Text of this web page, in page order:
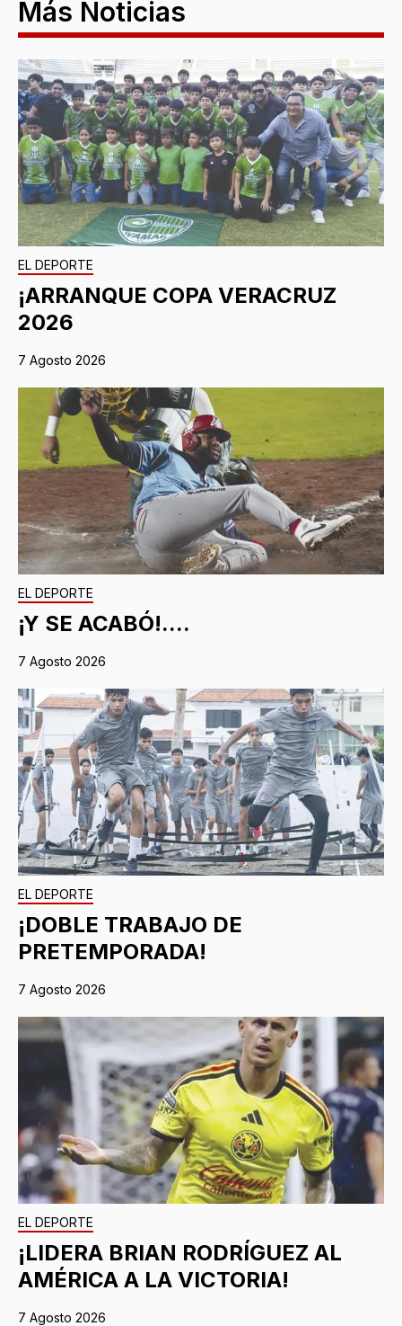
Más Noticias
EL DEPORTE
¡ARRANQUE COPA VERACRUZ
2026
7 Agosto 2026
EL DEPORTE
¡Y SE ACABÓ!....
7 Agosto 2026
EL DEPORTE
¡DOBLE TRABAJO DE
PRETEMPORADA!
7 Agosto 2026
EL DEPORTE
¡LIDERA BRIAN RODRÍGUEZ AL
AMÉRICA A LA VICTORIA!
7 Agosto 2026